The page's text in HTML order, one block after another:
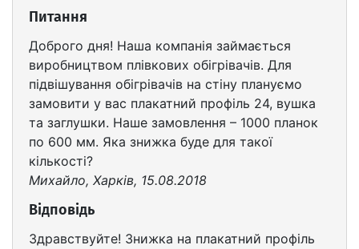
Питання
Доброго дня! Наша компанія займається
виробництвом плівкових обігрівачів. Для
підвішування обігрівачів на стіну плануємо
замовити у вас плакатний профіль 24, вушка
та заглушки. Наше замовлення – 1000 планок
по 600 мм. Яка знижка буде для такої
кількості?
Михайло, Харків, 15.08.2018
Відповідь
Здравствуйте! Знижка на плакатний профіль